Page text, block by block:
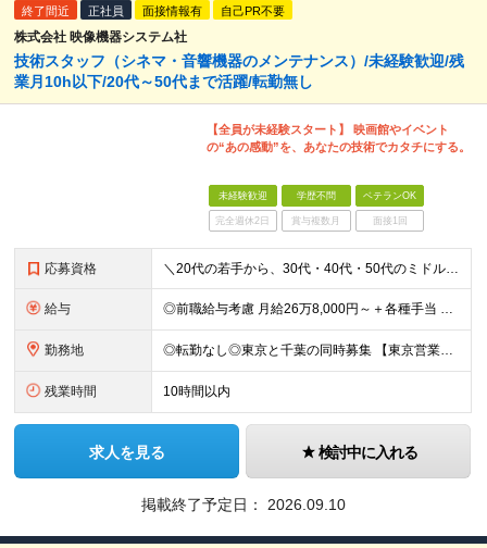
終了間近 正社員 面接情報有 自己PR不要
株式会社 映像機器システム社
技術スタッフ（シネマ・音響機器のメンテナンス）/未経験歓迎/残
業月10h以下/20代～50代まで活躍/転勤無し
【全員が未経験スタート】 映画館やイベント
の“あの感動”を、あなたの技術でカタチにする。
未経験歓迎 学歴不問 ベテランOK
完全週休2日 賞与複数月 面接1回
応募資格 ＼20代の若手から、30代・40代・50代のミドル・ベテラン層まで幅広く歓迎！／ ■未経験OK ■学歴不問 ■普通自動車運転免許（AT限定可｜MTをお持ちの方も尚可） ～ひとつでも当てはまれば、それ
給与 ◎前職給与考慮 月給26万8,000円～＋各種手当 ◆試用期間3カ月あり（期間中は21万4,500円～＋各種手当） ※年齢・経験・能力などを考慮の上、決定します ※上記給与はみなし残業代24,00
勤務地 ◎転勤なし◎東京と千葉の同時募集 【東京営業所】 東京都中央区新川2－24－2ビコービル４階B 【千葉営業所】 千葉県千葉市美浜区新港222-16 ※全国出社あり。出張先のホテル代や交通費は会社
残業時間 10時間以内
求人を見る 検討中に入れる
掲載終了予定日： 2026.09.10